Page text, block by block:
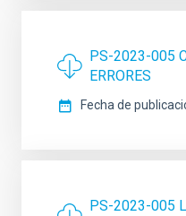
PS-2023-005
ERRORES
Fecha de
PS-2023-005